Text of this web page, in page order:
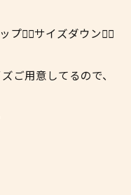
☝🏼サイズダウン👇🏼
ご用意してるので、